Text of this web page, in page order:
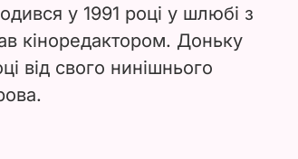
у 1991 році у шлюбі з
кіноредактором. Доньку
від свого нинішнього